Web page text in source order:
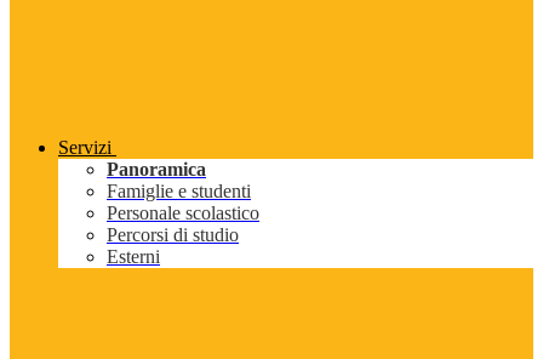
Servizi
Panoramica
Famiglie e studenti
Personale scolastico
Percorsi di studio
Esterni